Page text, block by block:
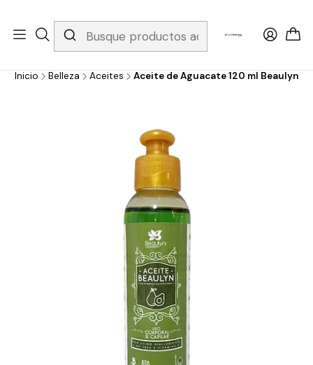
Whatsapp 3229079958/ Fijo 6019251796 / Envios a todo el país y
gratis apartir de 199.000!
Inicio Belleza Aceites Aceite de Aguacate 120 ml Beaulyn